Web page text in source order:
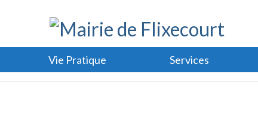
Vie Pratique Services